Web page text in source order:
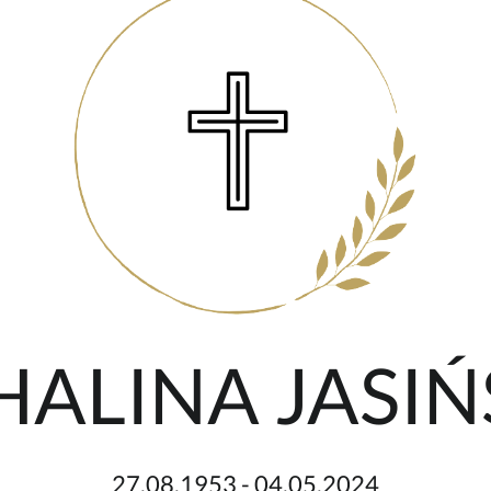
27.08.1953 - 04.05.2024